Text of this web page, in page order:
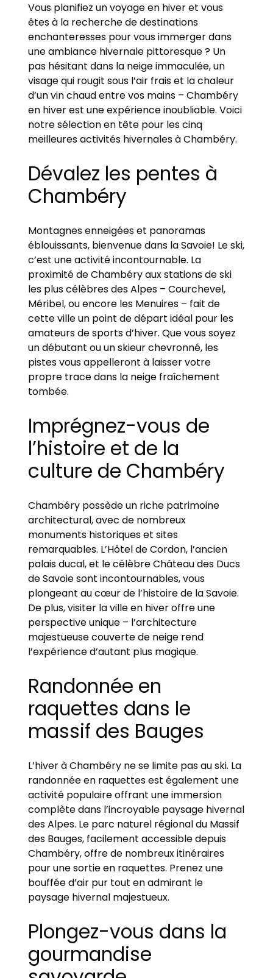
Vous planifiez un voyage en hiver et vous
êtes à la recherche de destinations
enchanteresses pour vous immerger dans
une ambiance hivernale pittoresque ? Un
pas hésitant dans la neige immaculée, un
visage qui rougit sous l’air frais et la chaleur
d’un vin chaud entre vos mains – Chambéry
en hiver est une expérience inoubliable. Voici
notre sélection en tête pour les cinq
meilleures activités hivernales à Chambéry.
Dévalez les pentes à
Chambéry
Montagnes enneigées et panoramas
éblouissants, bienvenue dans la Savoie! Le ski,
c’est une activité incontournable. La
proximité de Chambéry aux stations de ski
les plus célèbres des Alpes – Courchevel,
Méribel, ou encore les Menuires – fait de
cette ville un point de départ idéal pour les
amateurs de sports d’hiver. Que vous soyez
un débutant ou un skieur chevronné, les
pistes vous appelleront à laisser votre
propre trace dans la neige fraîchement
tombée.
Imprégnez-vous de
l’histoire et de la
culture de Chambéry
Chambéry possède un riche patrimoine
architectural, avec de nombreux
monuments historiques et sites
remarquables. L’Hôtel de Cordon, l’ancien
palais ducal, et le célèbre Château des Ducs
de Savoie sont incontournables, vous
plongeant au cœur de l’histoire de la Savoie.
De plus, visiter la ville en hiver offre une
perspective unique – l’architecture
majestueuse couverte de neige rend
l’expérience d’autant plus magique.
Randonnée en
raquettes dans le
massif des Bauges
L’hiver à Chambéry ne se limite pas au ski. La
randonnée en raquettes est également une
activité populaire offrant une immersion
complète dans l’incroyable paysage hivernal
des Alpes. Le parc naturel régional du Massif
des Bauges, facilement accessible depuis
Chambéry, offre de nombreux itinéraires
pour une sortie en raquettes. Prenez une
bouffée d’air pur tout en admirant le
paysage hivernal majestueux.
Plongez-vous dans la
gourmandise